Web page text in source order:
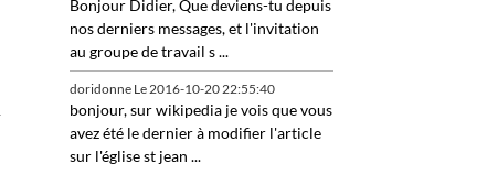
Bonjour Didier, Que deviens-tu depuis
nos derniers messages, et l'invitation
au groupe de travail s ...
doridonne Le 2016-10-20 22:55:40
bonjour, sur wikipedia je vois que vous
avez été le dernier à modifier l'article
sur l'église st jean ...